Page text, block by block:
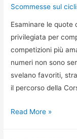
Scommesse sul
Esaminare le quote
privilegiata per
competizioni più
numeri non sono
svelano favoriti,
il percorso della
Cosa
Read More »